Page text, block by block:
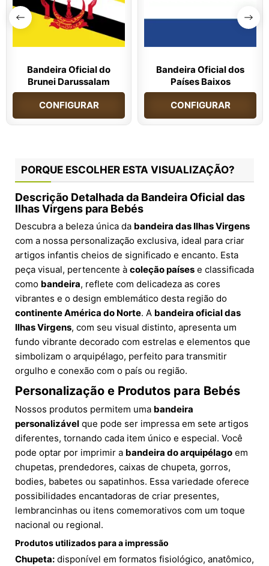
Bandeira Oficial do
Brunei Darussalam
CONFIGURAR
Bandeira Oficial dos
Países Baixos
CONFIGURAR
PORQUE ESCOLHER ESTA VISUALIZAÇÃO?
Descrição Detalhada da Bandeira Oficial das
Ilhas Virgens para Bebés
Descubra a beleza única da bandeira das Ilhas Virgens
com a nossa personalização exclusiva, ideal para criar
artigos infantis cheios de significado e encanto. Esta
peça visual, pertencente à coleção países e classificada
como bandeira, reflete com delicadeza as cores
vibrantes e o design emblemático desta região do
continente América do Norte. A bandeira oficial das
Ilhas Virgens, com seu visual distinto, apresenta um
fundo vibrante decorado com estrelas e elementos que
simbolizam o arquipélago, perfeito para transmitir
orgulho e conexão com o país ou região.
Personalização e Produtos para Bebés
Nossos produtos permitem uma bandeira
personalizável que pode ser impressa em sete artigos
diferentes, tornando cada item único e especial. Você
pode optar por imprimir a bandeira do arquipélago em
chupetas, prendedores, caixas de chupeta, gorros,
bodies, babetes ou sapatinhos. Essa variedade oferece
possibilidades encantadoras de criar presentes,
lembrancinhas ou itens comemorativos com um toque
nacional ou regional.
Produtos utilizados para a impressão
Chupeta: disponível em formatos fisiológico, anatômico,